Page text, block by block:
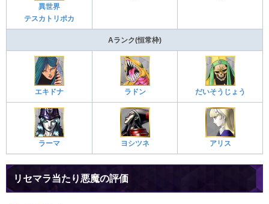
異世界
テスカトリポカ
Aランク(恒常枠)
エキドナ ラドン だいそうじょう
ラーマ ヨシツネ アリス
リセマラ当たり悪魔の評価